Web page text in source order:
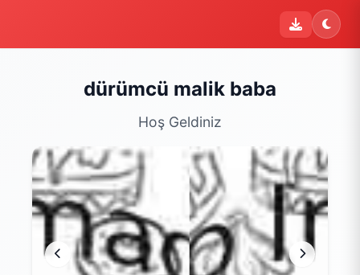
dürümcü malik baba
Hoş Geldiniz